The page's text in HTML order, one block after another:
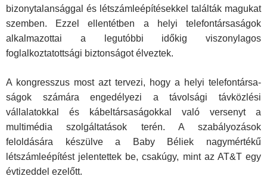
bizonytalansággal és létszámleépí­tésekkel találták magukat
szemben. Ezzel ellentétben a helyi telefontársaságok
alkalmazottai a legutóbbi időkig viszonyla­gos
foglalkoztatottsági biztonságot élveztek.
A kongresszus most azt tervezi, hogy a helyi telefontársa­
ságok számára engedélyezi a távolsági távközlési
vállalatok­kal és kábeltársaságokkal való versenyt a
multimédia szolgál­tatások terén. A szabályozások
feloldására készülve a Baby Béliek nagymértékű
létszámleépítést jelentettek be, csakúgy, mint az AT&T egy
évtizeddel ezelőtt.